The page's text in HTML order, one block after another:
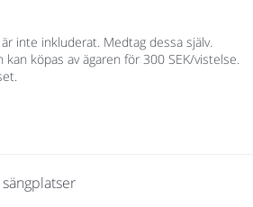
inte inkluderat. Medtag dessa själv.
köpas av ägaren för 300 SEK/vistelse.